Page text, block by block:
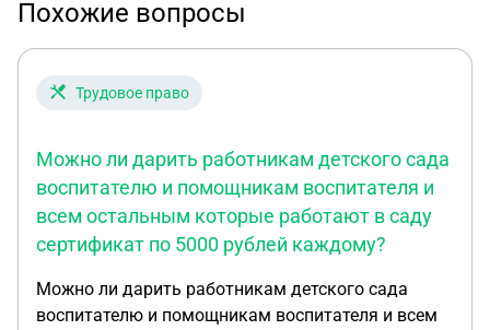
Похожие вопросы
Трудовое право
Можно ли дарить работникам детского сада
воспитателю и помощникам воспитателя и
всем остальным которые работают в саду
сертификат по 5000 рублей каждому?
Можно ли дарить работникам детского сада
воспитателю и помощникам воспитателя и всем